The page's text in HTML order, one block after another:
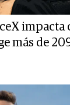
más de